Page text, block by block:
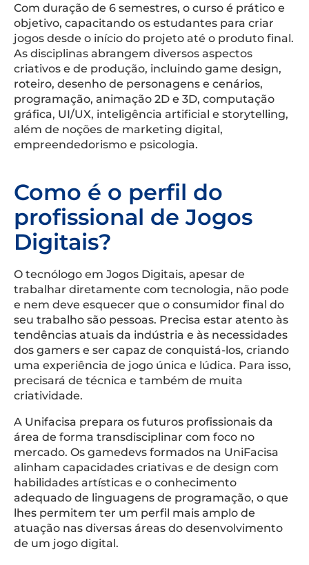
Com duração de 6 semestres, o curso é prático e
objetivo, capacitando os estudantes para criar
jogos desde o início do projeto até o produto final.
As disciplinas abrangem diversos aspectos
criativos e de produção, incluindo game design,
roteiro, desenho de personagens e cenários,
programação, animação 2D e 3D, computação
gráfica, UI/UX, inteligência artificial e storytelling,
além de noções de marketing digital,
empreendedorismo e psicologia.
Como é o perfil do
profissional de Jogos
Digitais?
O tecnólogo em Jogos Digitais, apesar de
trabalhar diretamente com tecnologia, não pode
e nem deve esquecer que o consumidor final do
seu trabalho são pessoas. Precisa estar atento às
tendências atuais da indústria e às necessidades
dos gamers e ser capaz de conquistá-los, criando
uma experiência de jogo única e lúdica. Para isso,
precisará de técnica e também de muita
criatividade.
A Unifacisa prepara os futuros profissionais da
área de forma transdisciplinar com foco no
mercado. Os gamedevs formados na UniFacisa
alinham capacidades criativas e de design com
habilidades artísticas e o conhecimento
adequado de linguagens de programação, o que
lhes permitem ter um perfil mais amplo de
atuação nas diversas áreas do desenvolvimento
de um jogo digital.